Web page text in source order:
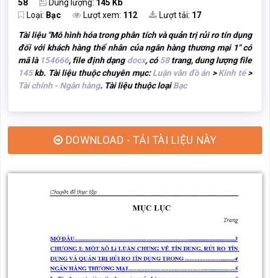
58
Dung lượng: 145 Kb
Loại: Bạc Lượt xem: 112 Lượt tải: 17
Tài liệu "Mô hình hóa trong phân tích và quản trị rủi ro tín dụng
đối với khách hàng thể nhân của ngân hàng thương mại 1" có
mã là 154666, file định dạng docx, có58trang, dung lượng file
145kb. Tài liệu thuộc chuyên mục:Luận văn đồ án>Kinh tế>
Tài chính - Ngân hàng. Tài liệu thuộc loạiBạc
DOWNLOAD - TẢI TÀI LIỆU NÀY